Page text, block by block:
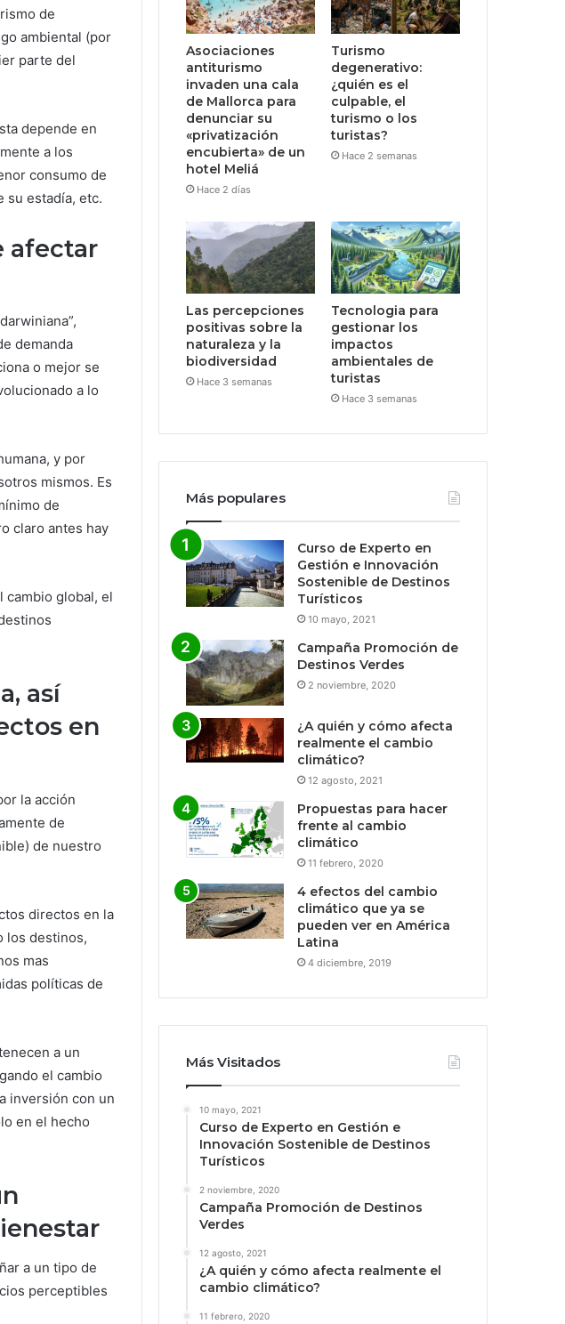
de
ambiental (por
parte del
depende en
a los
consumo de
su estadía, etc.
afectar
demanda
o mejor se
a lo
y por
mismos. Es
de
claro antes hay
cambio global, el
así
en
la acción
de
de nuestro
directos en la
los destinos,
mas
políticas de
a un
el cambio
inversión con un
en el hecho
a un tipo de
perceptibles
Asociaciones
antiturismo
invaden una cala
de Mallorca para
denunciar su
«privatización
encubierta» de un
hotel Meliá
Hace 2 días
Turismo
degenerativo:
¿quién es el
culpable, el
turismo o los
turistas?
Hace 2 semanas
Las percepciones
positivas sobre la
naturaleza y la
biodiversidad
Hace 3 semanas
Tecnologia para
gestionar los
impactos
ambientales de
turistas
Hace 3 semanas
Más populares
Curso de Experto en
Gestión e Innovación
Sostenible de Destinos
Turísticos
10 mayo, 2021
Campaña Promoción de
Destinos Verdes
2 noviembre, 2020
¿A quién y cómo afecta
realmente el cambio
climático?
12 agosto, 2021
Propuestas para hacer
frente al cambio
climático
11 febrero, 2020
4 efectos del cambio
climático que ya se
pueden ver en América
Latina
4 diciembre, 2019
Más Visitados
10 mayo, 2021
Curso de Experto en Gestión e
Innovación Sostenible de Destinos
Turísticos
2 noviembre, 2020
Campaña Promoción de Destinos
Verdes
12 agosto, 2021
¿A quién y cómo afecta realmente el
cambio climático?
11 febrero, 2020